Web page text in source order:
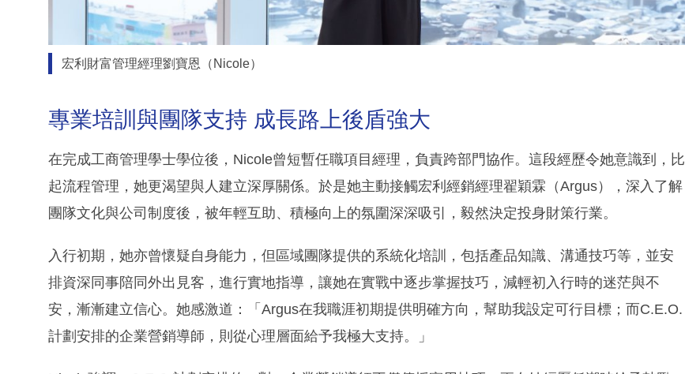
宏利財富管理經理劉寶恩（Nicole）
專業培訓與團隊支持 成長路上後盾強大
在完成工商管理學士學位後，Nicole曾短暫任職項目經理，負責跨部門協作。這段經歷令她意識到，比
起流程管理，她更渴望與人建立深厚關係。於是她主動接觸宏利經銷經理翟穎霖（Argus），深入了解
團隊文化與公司制度後，被年輕互助、積極向上的氛圍深深吸引，毅然決定投身財策行業。
入行初期，她亦曾懷疑自身能力，但區域團隊提供的系統化培訓，包括產品知識、溝通技巧等，並安
排資深同事陪同外出見客，進行實地指導，讓她在實戰中逐步掌握技巧，減輕初入行時的迷茫與不
安，漸漸建立信心。她感激道：「Argus在我職涯初期提供明確方向，幫助我設定可行目標；而C.E.O.
計劃安排的企業營銷導師，則從心理層面給予我極大支持。」